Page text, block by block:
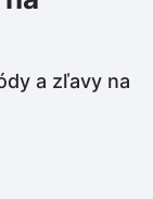
a zľavy na